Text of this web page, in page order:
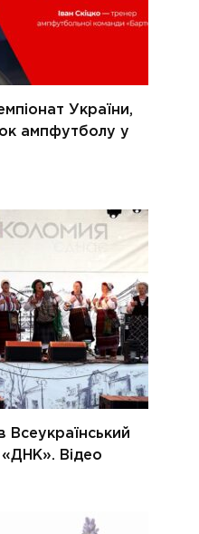
України,
ампфутболу у
Всеукраїнський
«ДНК». Відео